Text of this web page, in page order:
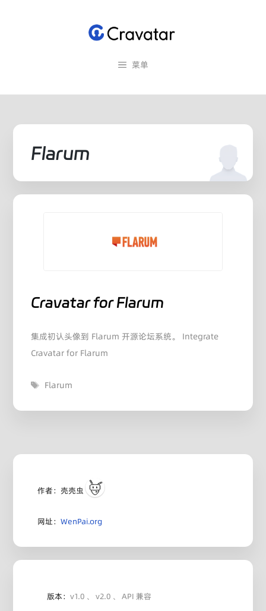
菜单
Flarum
Cravatar for Flarum
集成初认头像到 Flarum 开源论坛系统。 Integrate
Cravatar for Flarum
标
Flarum
作者：壳壳虫
网址： WenPai.org
版本： v1.0 、 v2.0 、 API 兼容